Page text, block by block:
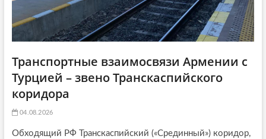
Транспортные взаимосвязи Армении с
Турцией – звено Транскаспийского
коридора
04.08.2026
Обходящий РФ Транскаспийский («Срединный») коридор,